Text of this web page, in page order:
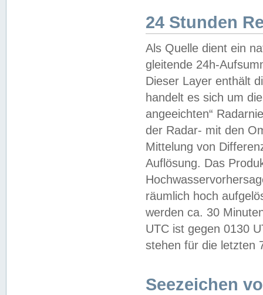
24 Stunden
Als Quelle dient ein
gleitende 24h-
Dieser Layer enthält
handelt es sich um
angeeichten“
der Radar- mit den
Mittelung von
Auflösung. Das
räumlich hoch
werden ca. 30
UTC ist gegen 0130
stehen für die letzten
Seezeichen